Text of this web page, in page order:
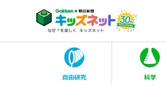
自由研究 科学